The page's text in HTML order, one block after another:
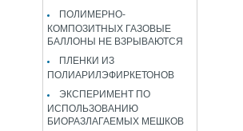
ПОЛИМЕРНО-
КОМПОЗИТНЫХ ГАЗОВЫЕ
БАЛЛОНЫ НЕ ВЗРЫВАЮТСЯ
ПЛЕНКИ ИЗ
ПОЛИАРИЛЭФИРКЕТОНОВ
ЭКСПЕРИМЕНТ ПО
ИСПОЛЬЗОВАНИЮ
БИОРАЗЛАГАЕМЫХ МЕШКОВ